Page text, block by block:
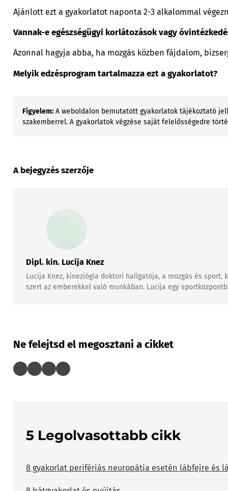
Ajánlott ezt a gyakorlatot naponta 2-3 alkalommal
Vannak-e egészségügyi korlátozások vagy
Azonnal hagyja abba, ha mozgás közben fájdalom,
Melyik edzésprogram tartalmazza ezt a gyakorlatot?
Figyelem: A weboldalon bemutatott gyakorlatok tájékoztató
szakemberrel. A gyakorlatok végzése saját felelősségedre
A bejegyzés szerzője
Dipl. kin. Lucija Knez
Lucija Knez, kineziógia doktori hallgatója, a mozgás és
szert az emberekkel való munkában. Lucija egy
Ne felejtsd el megosztani a cikket
5 Legolvasottabb cikk
8 gyakorlat perifériás neuropátia esetén lábfejre és